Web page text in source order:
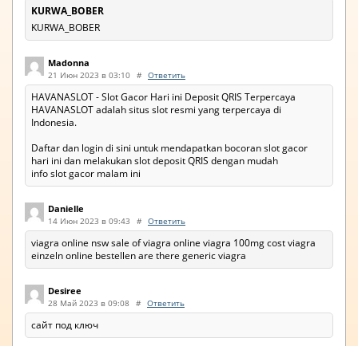
KURWA_BOBER
KURWA_BOBER
Madonna
21 Июн 2023 в 03:10 # Ответить
HAVANASLOT - Slot Gacor Hari ini Deposit QRIS Terpercaya
HAVANASLOT adalah situs slot resmi yang terpercaya di
Indonesia.
Daftar dan login di sini untuk mendapatkan bocoran slot gacor
hari ini dan melakukan slot deposit QRIS dengan mudah
info slot gacor malam ini
Danielle
14 Июн 2023 в 09:43 # Ответить
viagra online nsw sale of viagra online viagra 100mg cost viagra
einzeln online bestellen are there generic viagra
Desiree
28 Май 2023 в 09:08 # Ответить
сайт под ключ